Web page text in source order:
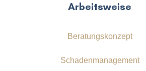
Arbeitsweise
Beratungskonzept
Schadenmanagement